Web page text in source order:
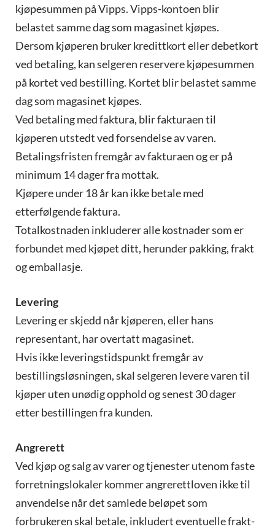
kjøpesummen på Vipps. Vipps-kontoen blir
belastet samme dag som magasinet kjøpes.
Dersom kjøperen bruker kredittkort eller debetkort
ved betaling, kan selgeren reservere kjøpesummen
på kortet ved bestilling. Kortet blir belastet samme
dag som magasinet kjøpes.
Ved betaling med faktura, blir fakturaen til
kjøperen utstedt ved forsendelse av varen.
Betalingsfristen fremgår av fakturaen og er på
minimum 14 dager fra mottak.
Kjøpere under 18 år kan ikke betale med
etterfølgende faktura.
Totalkostnaden inkluderer alle kostnader som er
forbundet med kjøpet ditt, herunder pakking, frakt
og emballasje.
Levering
Levering er skjedd når kjøperen, eller hans
representant, har overtatt magasinet.
Hvis ikke leveringstidspunkt fremgår av
bestillingsløsningen, skal selgeren levere varen til
kjøper uten unødig opphold og senest 30 dager
etter bestillingen fra kunden.
Angrerett
Ved kjøp og salg av varer og tjenester utenom faste
forretningslokaler kommer angrerettloven ikke til
anvendelse når det samlede beløpet som
forbrukeren skal betale, inkludert eventuelle frakt-